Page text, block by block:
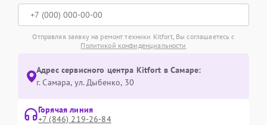
Отправляя заявку на ремонт техники Kitfort, Вы соглашаетесь с
Политикой конфиденциальности
Адрес сервисного центра Kitfort в Самаре:
г. Самара, ул. Дыбенко, 30
Горячая линия
+7 (846) 219-26-84